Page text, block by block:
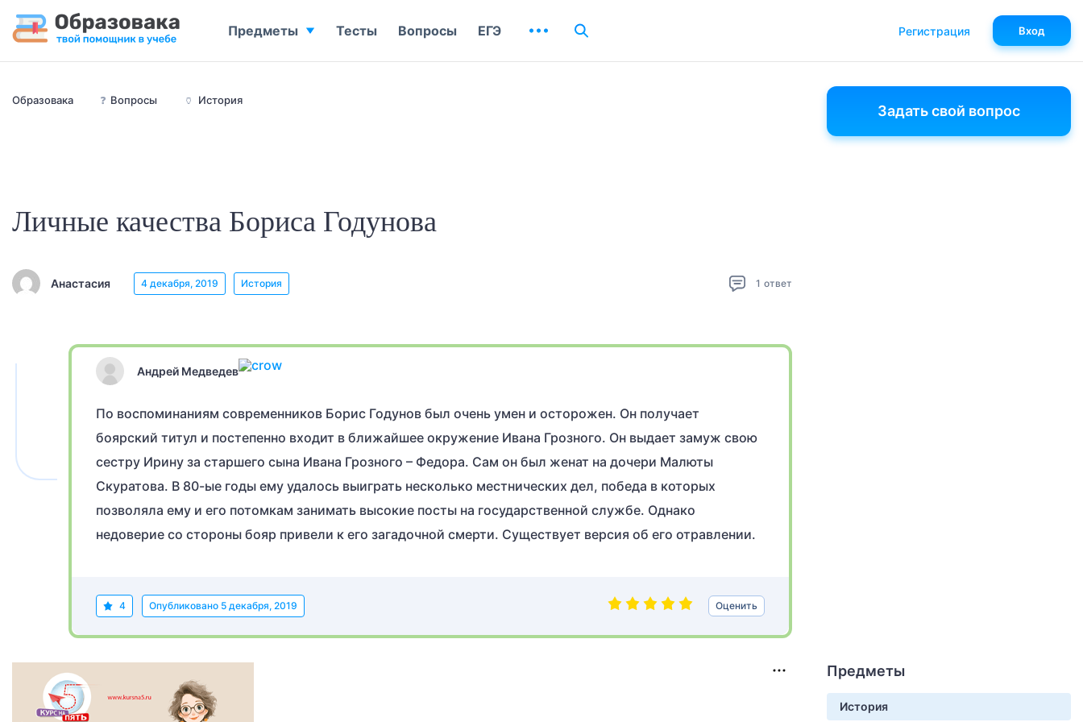
Образовака ❓ Вопросы 🏺 История
Личные качества Бориса Годунова
Анастасия 4 декабря, 2019 История 1 ответ
Андрей Медведев
По воспоминаниям современников Борис Годунов был очень умен и осторожен. Он получает
боярский титул и постепенно входит в ближайшее окружение Ивана Грозного. Он выдает замуж свою
сестру Ирину за старшего сына Ивана Грозного – Федора. Сам он был женат на дочери Малюты
Скуратова. В 80-ые годы ему удалось выиграть несколько местнических дел, победа в которых
позволяла ему и его потомкам занимать высокие посты на государственной службе. Однако
недоверие со стороны бояр привели к его загадочной смерти. Существует версия об его отравлении.
4 Опубликовано 5 декабря, 2019 Оценить
Задать свой вопрос
Предметы
История
Предметы Тесты Вопросы ЕГЭ Регистрация Вход